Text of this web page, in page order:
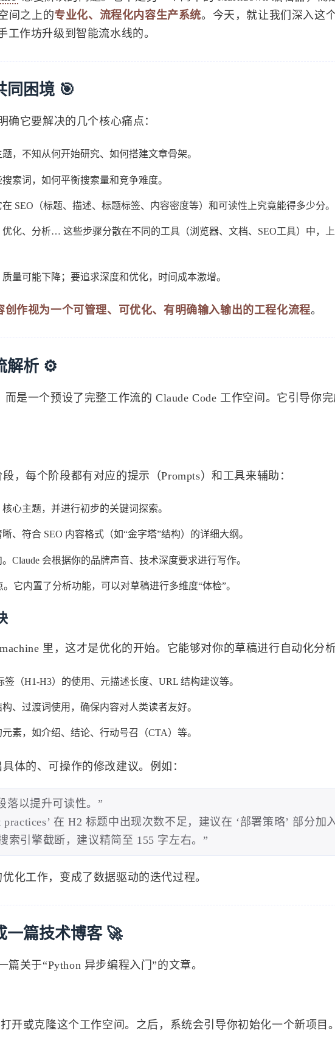
寻找感兴趣的领域
Ai API 0 C++ 事件系统 1 容器
自动化157
Rust4 画符的道友
间之上的专业化、流程化内容生产系统。今天，就让我们深入这
工作坊升级到智能流水线的。
同困境 🎯
确它要解决的几个核心痛点：
，不知从何开始研究、如何搭建文章骨架。
索词，如何平衡搜索量和竞争难度。
SEO（标题、描述、标题标签、内容密度等）和可读性上究竟能得多少分。
优化、分析… 这些步骤分散在不同的工具（浏览器、文档、SEO工具）中，
量可能下降；要追求深度和优化，时间成本激增。
创作视为一个可管理、可优化、有明确输入输出的工程化流程。
解析 ⚙️
而是一个预设了完整工作流的 Claude Code 工作空间。它引导你
，每个阶段都有对应的提示（Prompts）和工具来辅助：
心主题，并进行初步的关键词探索。
、符合 SEO 内容格式（如“金字塔”结构）的详细大纲。
Claude 会根据你的品牌声音、技术深度要求进行写作。
。它内置了分析功能，可以对草稿进行多维度“体检”。
里，这才是优化的开始。它能够对你的草稿进行自动化分
（H1-H3）的使用、元描述长度、URL 结构建议等。
、过渡词使用，确保内容对人类读者友好。
素，如介绍、结论、行动号召（CTA）等。
体的、可操作的修改建议。例如：
落以提升可读性。”
practices’ 在 H2 标题中出现次数不足，建议在 ‘部署策略’ 部分加
索引擎截断，建议精简至 155 字左右。”
化工作，变成了数据驱动的迭代过程。
一篇技术博客 🚀
篇关于“Python 异步编程入门”的文章。
开或克隆这个工作空间。之后，系统会引导你初始化一个新项目